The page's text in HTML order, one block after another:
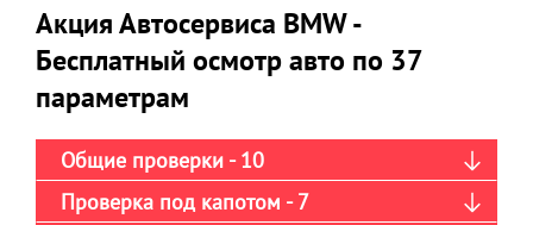
Акция Автосервиса BMW -
Бесплатный осмотр авто по 37
параметрам
Общие проверки - 10
Проверка под капотом - 7